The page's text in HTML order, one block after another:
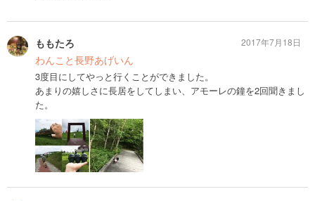
ももたろ
わんこと長野あげいん
3度目にしてやっと行くことができました。
あまりの嬉しさに長居をしてしまい、アモーレの鐘を2回聞きまし
た。
2017年7月18日